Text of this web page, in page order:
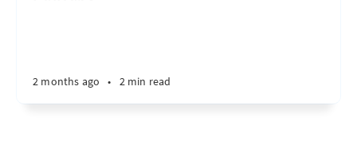
2 months ago • 2 min read